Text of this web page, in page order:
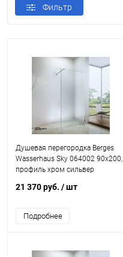
Фильтр
Душевая перегородка Berges
Wasserhaus Sky 064002 90x200,
профиль хром сильвер
21 370 руб. / шт
Подробнее